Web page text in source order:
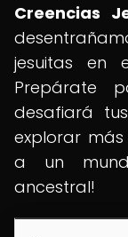
Creencias
jesuitas en
Prepárate
desafiará
explorar más
a un
ancestral!